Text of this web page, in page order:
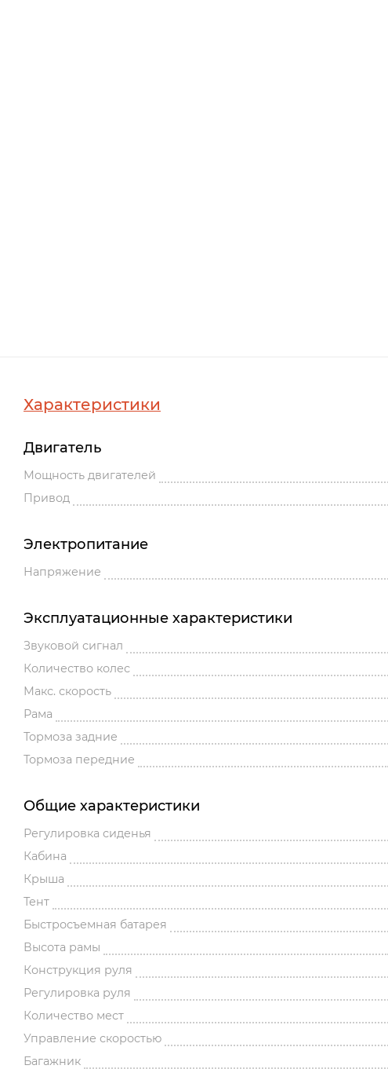
Характеристики
Двигатель
Мощность двигателей
Привод
Электропитание
Напряжение
Эксплуатационные характеристики
Звуковой сигнал
Количество колес
Макс. скорость
Рама
Тормоза задние
Тормоза передние
Общие характеристики
Регулировка сиденья
Кабина
Крыша
Тент
Быстросъемная батарея
Высота рамы
Конструкция руля
Регулировка руля
Количество мест
Управление скоростью
Багажник